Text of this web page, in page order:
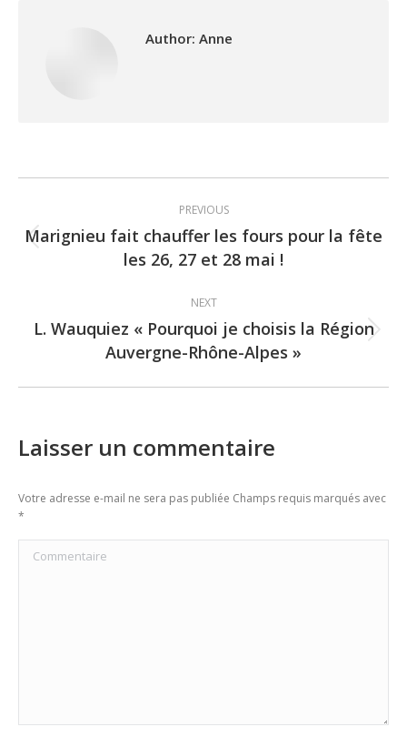
Author: Anne
navigation
PREVIOUS
Previous
post:
Marignieu fait chauffer les fours pour la fête
les 26, 27 et 28 mai !
NEXT
Next
post:
L. Wauquiez « Pourquoi je choisis la Région
Auvergne-Rhône-Alpes »
Laisser un commentaire
Votre adresse e-mail ne sera pas publiée Champs requis marqués avec
*
Commentaire